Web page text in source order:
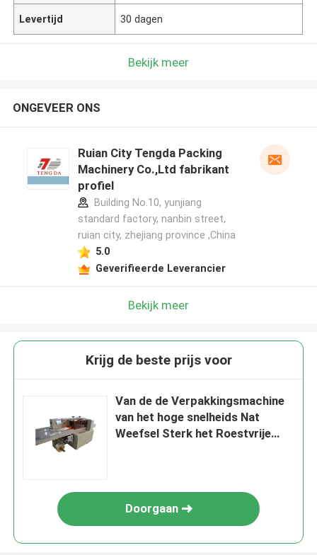
Levertijd 30 dagen
Bekijk meer
ONGEVEER ONS
Ruian City Tengda Packing
Machinery Co.,Ltd fabrikant
profiel
Building No.10, yunjiang
standard factory, nanbin street,
ruian city, zhejiang province ,China
5.0
Geverifieerde Leverancier
Bekijk meer
Krijg de beste prijs voor
Van de de Verpakkingsmachine
van het hoge snelheids Nat
Weefsel Sterk het Roestvrije
Doorgaan